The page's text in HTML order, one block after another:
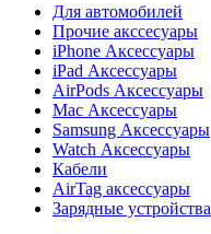
Для автомобилей
Прочие акссесуары
iPhone Аксессуары
iPad Аксессуары
AirPods Аксессуары
Mac Аксессуары
Samsung Аксессуары
Watch Аксессуары
Кабели
AirTag аксессуары
Зарядные устройства